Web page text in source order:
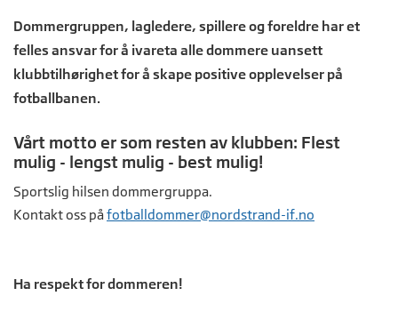
Dommergruppen, lagledere, spillere og foreldre har et
felles ansvar for å ivareta alle dommere uansett
klubbtilhørighet for å skape positive opplevelser på
fotballbanen.
Vårt motto er som resten av klubben: Flest
mulig - lengst mulig - best mulig!
Sportslig hilsen dommergruppa.
Kontakt oss påfotballdommer@nordstrand-if.no
Ha respekt for dommeren!